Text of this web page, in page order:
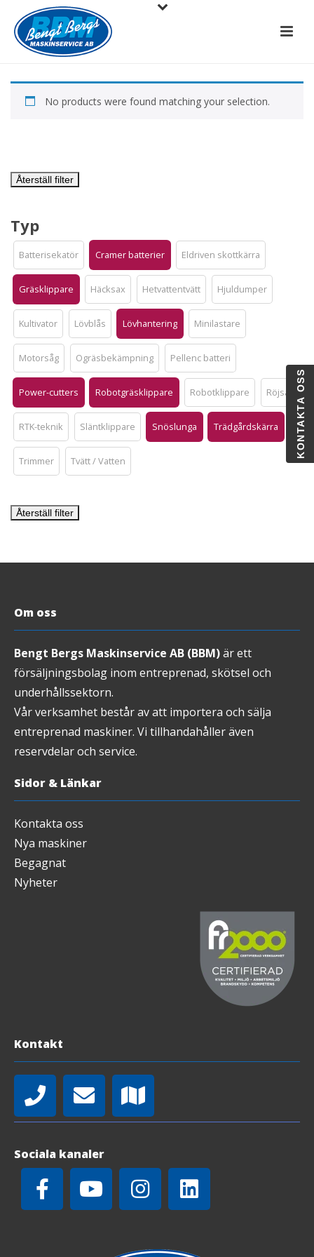
No products were found matching your selection.
Återställ filter
Typ
Batterisekatör Cramer batterier Eldriven skottkärra
Gräsklippare Häcksax Hetvattentvätt Hjuldumper
Kultivator Lövblås Lövhantering Minilastare
Motorsåg Ogräsbekämpning Pellenc batteri
Power-cutters Robotgräsklippare Robotklippare Röjsåg
RTK-teknik Släntklippare Snöslunga Trädgårdskärra
Trimmer Tvätt / Vatten
Återställ filter
Om oss
Bengt Bergs Maskinservice AB (BBM)är ett
försäljningsbolag inom entreprenad, skötsel och
underhållssektorn.
Vår verksamhet består av att importera och sälja
entreprenad maskiner. Vi tillhandahåller även
reservdelar och service.
Sidor & Länkar
Kontakta oss
Nya maskiner
Begagnat
Nyheter
Kontakt
Sociala kanaler
KONTAKTA OSS